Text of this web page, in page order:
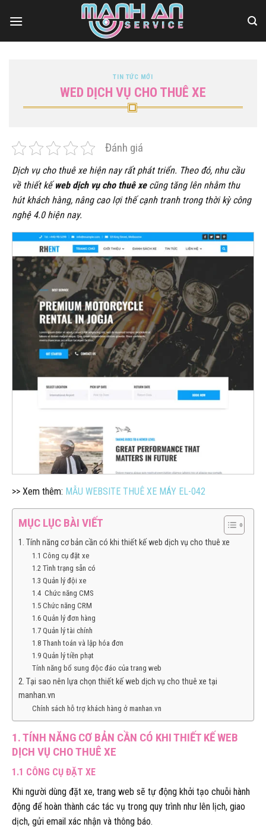
qua
TIN TỨC MỚI
WED DỊCH VỤ CHO THUÊ XE
Đánh giá
Dịch vụ cho thuê xe hiện nay rất phát triển. Theo đó, nhu cầu
về thiết kếweb dịch vụ cho thuê xe cũng tăng lên nhằm thu
hút khách hàng, nâng cao lợi thế cạnh tranh trong thời kỳ công
nghệ 4.0 hiện nay.
>> Xem thêm: MẪU WEBSITE THUÊ XE MÁY EL-042
MỤC LỤC BÀI VIẾT
1. Tính năng cơ bản cần có khi thiết kế web dịch vụ cho thuê xe
1.1 Công cụ đặt xe
1.2 Tình trạng sẵn có
1.3 Quản lý đội xe
1.4 Chức năng CMS
1.5 Chức năng CRM
1.6 Quản lý đơn hàng
1.7 Quản lý tài chính
1.8 Thanh toán và lập hóa đơn
1.9 Quản lý tiền phạt
Tính năng bổ sung độc đáo của trang web
2. Tại sao nên lựa chọn thiết kế web dịch vụ cho thuê xe tại
manhan.vn
Chính sách hỗ trợ khách hàng ở manhan.vn
1. TÍNH NĂNG CƠ BẢN CẦN CÓ KHI THIẾT KẾ WEB
DỊCH VỤ CHO THUÊ XE
1.1 CÔNG CỤ ĐẶT XE
Khi người dùng đặt xe, trang web sẽ tự động khởi tạo chuỗi hành
động để hoàn thành các tác vụ trong quy trình như lên lịch, giao
dịch, gửi email xác nhận và thông báo.